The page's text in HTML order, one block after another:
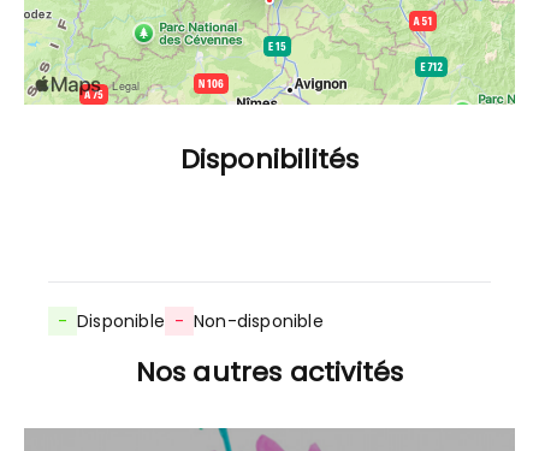
Disponibilités
- Disponible - Non-disponible
Nos autres activités